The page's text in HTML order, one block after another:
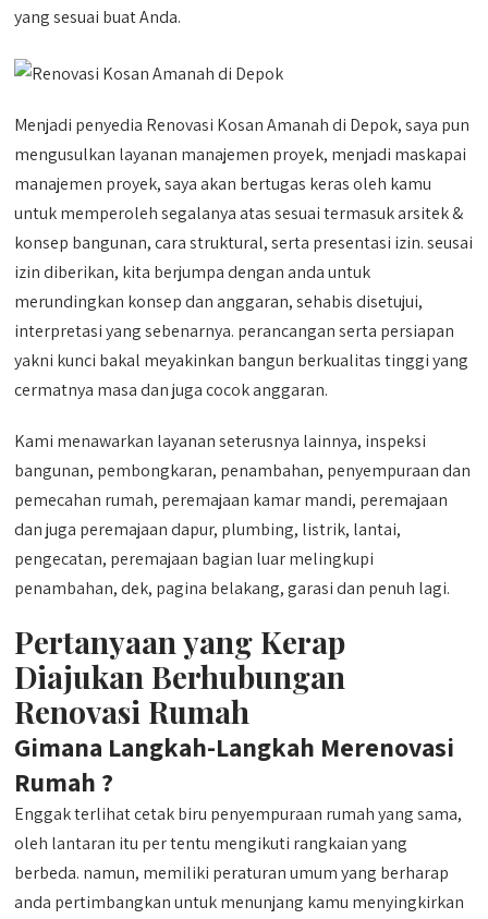
yang sesuai buat Anda.
Menjadi penyedia Renovasi Kosan Amanah di Depok, saya pun
mengusulkan layanan manajemen proyek, menjadi maskapai
manajemen proyek, saya akan bertugas keras oleh kamu
untuk memperoleh segalanya atas sesuai termasuk arsitek &
konsep bangunan, cara struktural, serta presentasi izin. seusai
izin diberikan, kita berjumpa dengan anda untuk
merundingkan konsep dan anggaran, sehabis disetujui,
interpretasi yang sebenarnya. perancangan serta persiapan
yakni kunci bakal meyakinkan bangun berkualitas tinggi yang
cermatnya masa dan juga cocok anggaran.
Kami menawarkan layanan seterusnya lainnya, inspeksi
bangunan, pembongkaran, penambahan, penyempuraan dan
pemecahan rumah, peremajaan kamar mandi, peremajaan
dan juga peremajaan dapur, plumbing, listrik, lantai,
pengecatan, peremajaan bagian luar melingkupi
penambahan, dek, pagina belakang, garasi dan penuh lagi.
Pertanyaan yang Kerap
Diajukan Berhubungan
Renovasi Rumah
Gimana Langkah-Langkah Merenovasi
Rumah ?
Enggak terlihat cetak biru penyempuraan rumah yang sama,
oleh lantaran itu per tentu mengikuti rangkaian yang
berbeda. namun, memiliki peraturan umum yang berharap
anda pertimbangkan untuk menunjang kamu menyingkirkan